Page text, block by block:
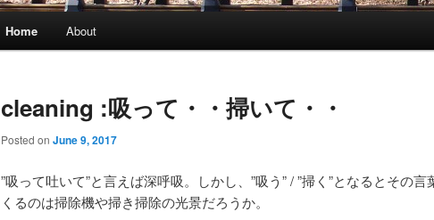
Skip to primary content
Skip to secondary content
Home About
cleaning :吸って・・掃いて・・
Posted on June 9, 2017
”吸って吐いて”と言えば深呼吸。しかし、”吸う” / ”掃く”となるとその
くるのは掃除機や掃き掃除の光景だろうか。